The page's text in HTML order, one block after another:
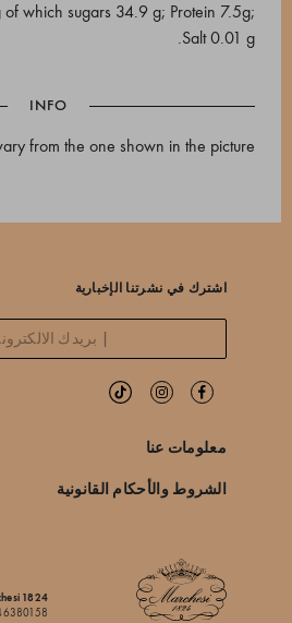
which sugars 34.9 g; Protein 7.5g;
Salt 0.01 g.
INFO
from the one shown in the picture.
اشترك في نشرتنا الإخبارية
معلومات عنا
الشروط والأحكام القانونية
1824